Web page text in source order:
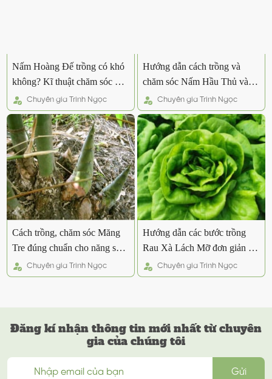
Nấm Hoàng Đế trồng có khó
không? Kĩ thuật chăm sóc và
lưu ýChuyên giaTrinh Ngọc
Hướng dẫn cách trồng và
chăm sóc Nấm Hầu Thủ và
các lưu ý
Chuyên gia Trinh Ngọc
Cách trồng, chăm sóc Măng
Tre đúng chuẩn cho năng suất
cao
Chuyên giaTrinh Ngọc
Hướng dẫn các bước trồng
Rau Xà Lách Mỡ đơn giản tại
nhà
Chuyên gia Trinh Ngọc
Đăng kí nhận thông tin mới nhất từ chuyên
gia của chúng tôi